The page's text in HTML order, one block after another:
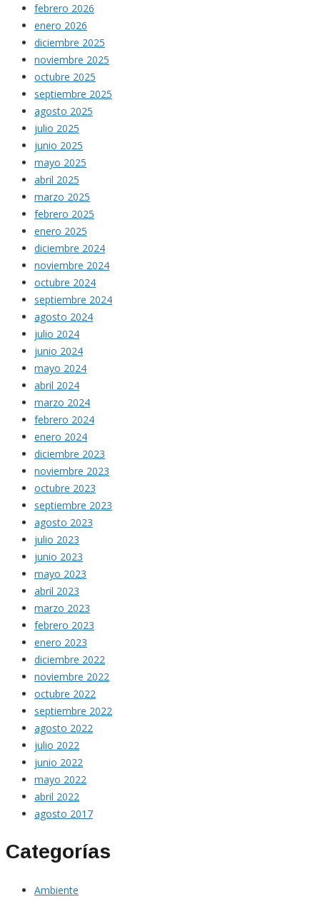
febrero 2026
enero 2026
diciembre 2025
noviembre 2025
octubre 2025
septiembre 2025
agosto 2025
julio 2025
junio 2025
mayo 2025
abril 2025
marzo 2025
febrero 2025
enero 2025
diciembre 2024
noviembre 2024
octubre 2024
septiembre 2024
agosto 2024
julio 2024
junio 2024
mayo 2024
abril 2024
marzo 2024
febrero 2024
enero 2024
diciembre 2023
noviembre 2023
octubre 2023
septiembre 2023
agosto 2023
julio 2023
junio 2023
mayo 2023
abril 2023
marzo 2023
febrero 2023
enero 2023
diciembre 2022
noviembre 2022
octubre 2022
septiembre 2022
agosto 2022
julio 2022
junio 2022
mayo 2022
abril 2022
agosto 2017
Categorías
Ambiente